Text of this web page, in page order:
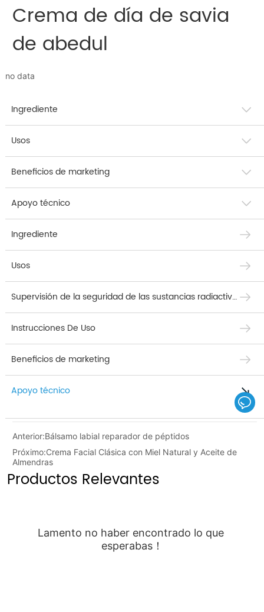
Crema de día de savia
de abedul
no data
Ingrediente
Usos
Beneficios de marketing
Apoyo técnico
Ingrediente
Usos
Supervisión de la seguridad de las sustancias radiactivas
Instrucciones De Uso
Beneficios de marketing
Apoyo técnico
Anterior:Bálsamo labial reparador de péptidos
Próximo:Crema Facial Clásica con Miel Natural y Aceite de
Almendras
Productos Relevantes
Lamento no haber encontrado lo que
esperabas！